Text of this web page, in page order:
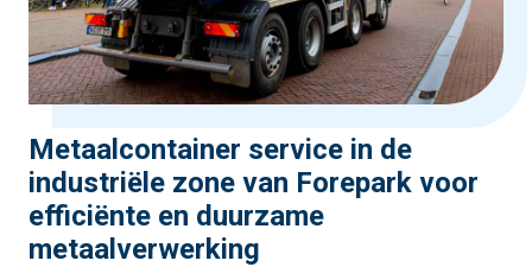
Metaalcontainer service in de
industriële zone van Forepark voor
efficiënte en duurzame
metaalverwerking